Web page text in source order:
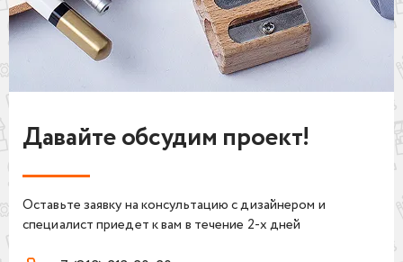
Давайте обсудим проект!
Оставьте заявку на консультацию с дизайнером и
специалист приедет к вам в течение 2-х дней